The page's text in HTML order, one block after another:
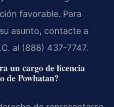
favorable. Para
asunto, contacte a
al (888) 437-7747.
un cargo de licencia
de Powhatan?